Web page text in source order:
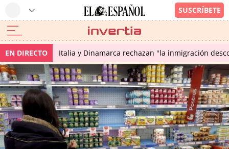
EN DIRECTO Italia y Dinamarca rechazan "la inmigración